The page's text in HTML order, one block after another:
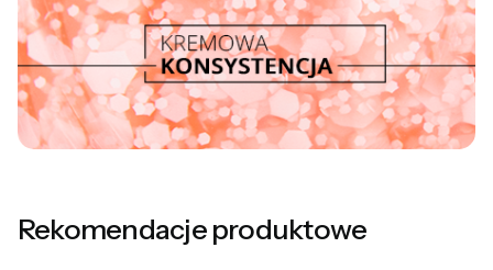
Rekomendacje produktowe